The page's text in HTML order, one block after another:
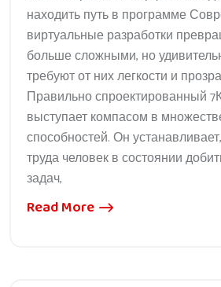
находить путь в программе
виртуальные разработки
больше сложными, но
требуют от них легкости и
Правильно спроектированный
выступает компасом в
способностей. Он
труда человек в состоянии
задач,
Read More